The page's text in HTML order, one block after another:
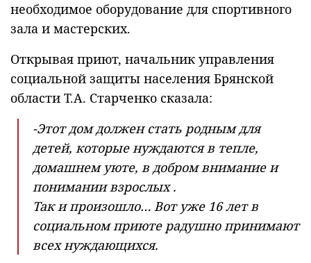
необходимое оборудование для спортивного
зала и мастерских.
Открывая приют, начальник управления
социальной защиты населения Брянской
области Т.А. Старченко сказала:
-Этот дом должен стать родным для
детей, которые нуждаются в тепле,
домашнем уюте, в добром внимание и
понимании взрослых .
Так и произошло… Вот уже 16 лет в
социальном приюте радушно принимают
всех нуждающихся.